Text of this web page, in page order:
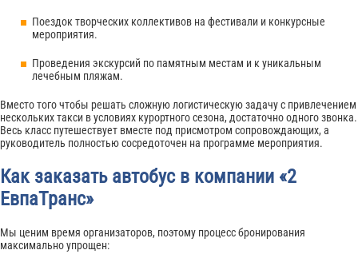
Поездок творческих коллективов на фестивали и конкурсные
мероприятия.
Проведения экскурсий по памятным местам и к уникальным
лечебным пляжам.
Вместо того чтобы решать сложную логистическую задачу с привлечением
нескольких такси в условиях курортного сезона, достаточно одного звонка.
Весь класс путешествует вместе под присмотром сопровождающих, а
руководитель полностью сосредоточен на программе мероприятия.
Как заказать автобус в компании «2
ЕвпаТранс»
Мы ценим время организаторов, поэтому процесс бронирования
максимально упрощен: